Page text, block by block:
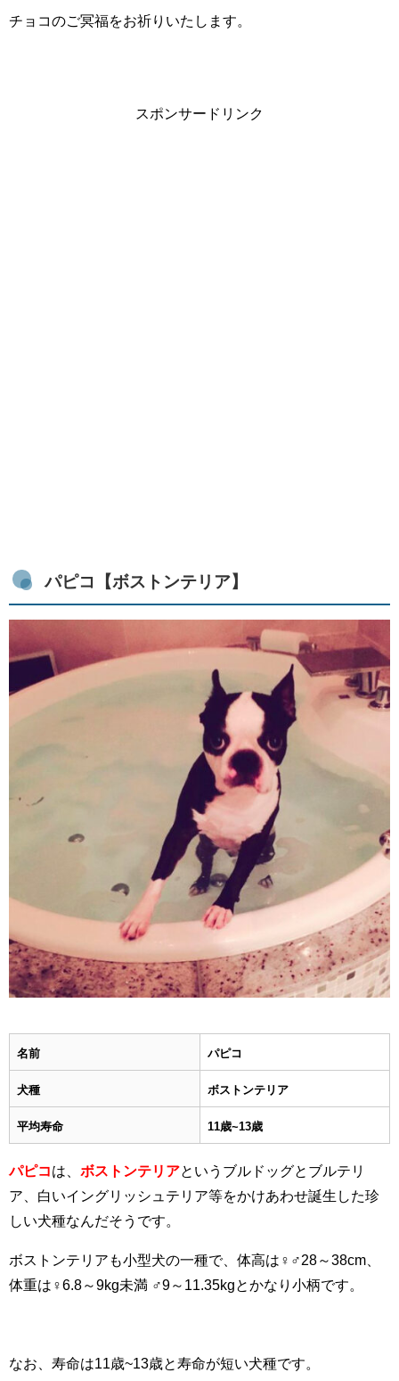
チョコのご冥福をお祈りいたします。
スポンサードリンク
パピコ【 ボストンテリア】
名前 パピコ
犬種 ボストンテリア
平均寿命 11歳~13歳
パピコは、 ボストンテリアというブルドッグとブルテリ
ア、白いイングリッシュテリア等をかけあわせ誕生した珍
しい犬種なんだそうです。
ボストンテリアも小型犬の一種で、体高は♀♂28～38cm、
体重は♀6.8～9kg未満 ♂9～11.35kgとかなり小柄です。
なお、寿命は11歳~13歳と寿命が短い犬種です。